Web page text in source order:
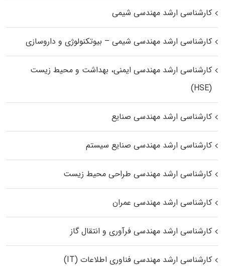
کارشناسی ارشد مهندسی شیمی
کارشناسی ارشد مهندسی شیمی – بیوتکنولوژی و داروسازی
کارشناسی ارشد مهندسی ایمنی، بهداشت و محیط زیست
(HSE)
کارشناسی ارشد مهندسی صنایع
کارشناسی ارشد مهندسی صنایع سیستم
کارشناسی ارشد مهندسی طراحی محیط زیست
کارشناسی ارشد مهندسی عمران
کارشناسی ارشد مهندسی فرآوری و انتقال گاز
کارشناسی ارشد مهندسی فناوری اطلاعات (IT)